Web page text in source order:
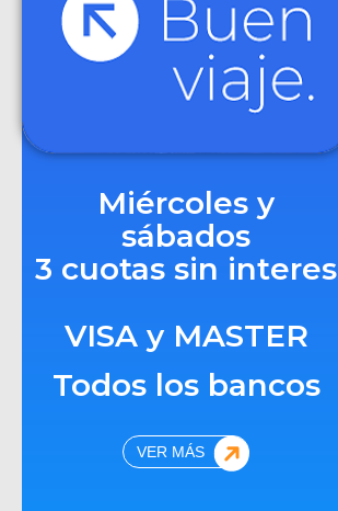
Miércoles y
sábados
3 cuotas sin interes
VISA y MASTER
Todos los bancos
VER MÁS